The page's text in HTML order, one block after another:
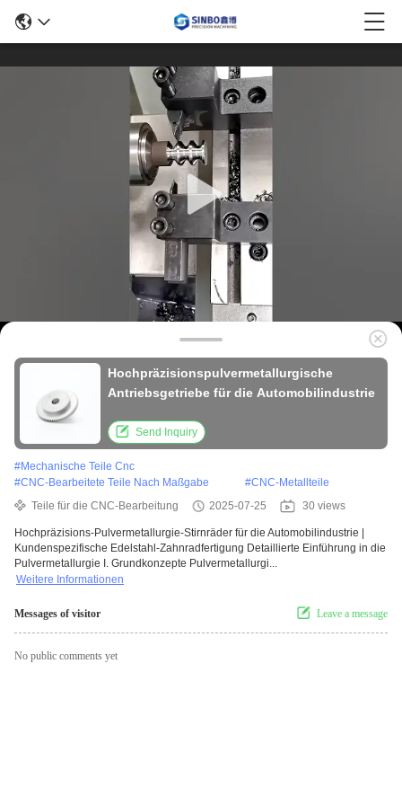
Hochpräzisionspulvermetallurgische
Antriebsgetriebe für die Automobilindustrie
Send Inquiry
#Mechanische Teile Cnc
#CNC-Bearbeitete Teile Nach Maßgabe #CNC-Metallteile
Teile für die CNC-Bearbeitung
2025-07-25 30 views
Hochpräzisions-Pulvermetallurgie-Stirnräder für die Automobilindustrie |
Kundenspezifische Edelstahl-Zahnradfertigung Detaillierte Einführung in die
Pulvermetallurgie I. Grundkonzepte Pulvermetallurgi...
Weitere Informationen
Messages of visitor Leave a message
No public comments yet